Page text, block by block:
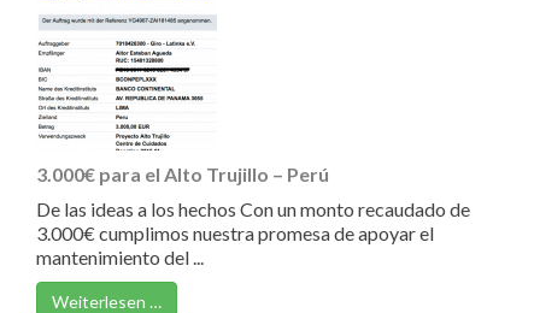
3.000€ para el Alto Trujillo – Perú
De las ideas a los hechos Con un monto recaudado de
3.000€ cumplimos nuestra promesa de apoyar el
mantenimiento del ...
Weiterlesen …